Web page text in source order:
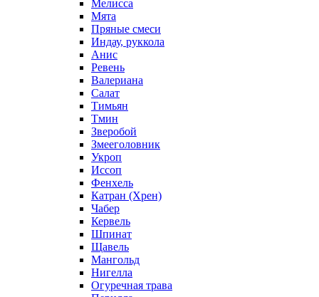
Мелисса
Мята
Пряные смеси
Индау, руккола
Анис
Ревень
Валериана
Салат
Тимьян
Тмин
Зверобой
Змееголовник
Укроп
Иссоп
Фенхель
Катран (Хрен)
Чабер
Кервель
Шпинат
Щавель
Мангольд
Нигелла
Огуречная трава